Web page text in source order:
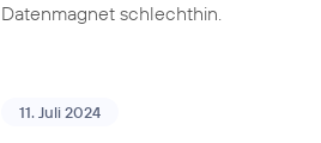
Datenmagnet schlechthin.
11. Juli 2024